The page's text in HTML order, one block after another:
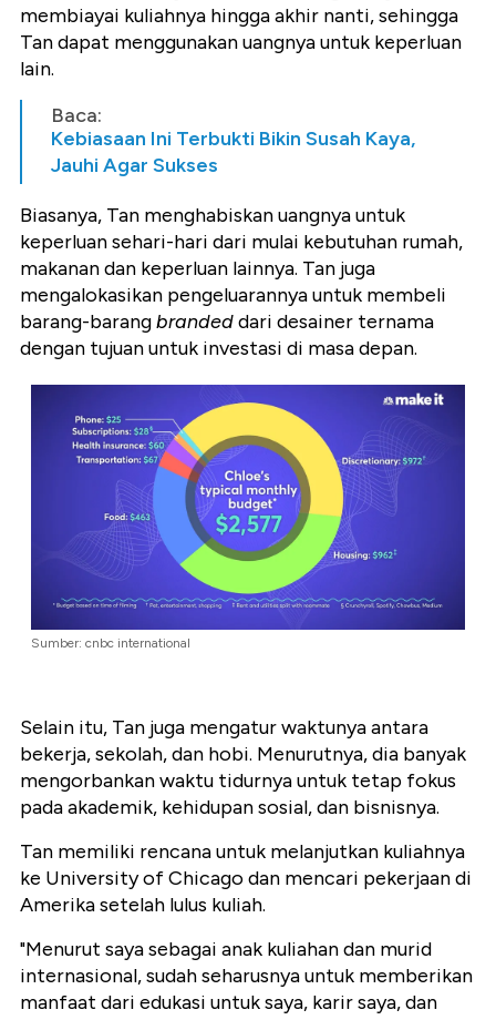
membiayai kuliahnya hingga akhir nanti, sehingga
Tan dapat menggunakan uangnya untuk keperluan
lain.
Baca:
Kebiasaan Ini Terbukti Bikin Susah Kaya,
Jauhi Agar Sukses
Biasanya, Tan menghabiskan uangnya untuk
keperluan sehari-hari dari mulai kebutuhan rumah,
makanan dan keperluan lainnya. Tan juga
mengalokasikan pengeluarannya untuk membeli
barang-barangbrandeddari desainer ternama
dengan tujuan untuk investasi di masa depan.
Sumber: cnbc international
Selain itu, Tan juga mengatur waktunya antara
bekerja, sekolah, dan hobi. Menurutnya, dia banyak
mengorbankan waktu tidurnya untuk tetap fokus
pada akademik, kehidupan sosial, dan bisnisnya.
Tan memiliki rencana untuk melanjutkan kuliahnya
ke University of Chicago dan mencari pekerjaan di
Amerika setelah lulus kuliah.
"Menurut saya sebagai anak kuliahan dan murid
internasional, sudah seharusnya untuk memberikan
manfaat dari edukasi untuk saya, karir saya, dan